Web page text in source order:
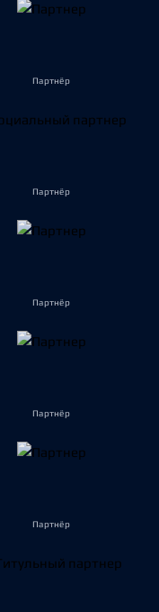
Партнёр
Партнёр
Партнёр
Партнёр
Партнёр